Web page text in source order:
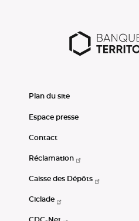
Plan du site
Espace presse
Contact
Réclamation
Caisse des Dépôts
Ciclade